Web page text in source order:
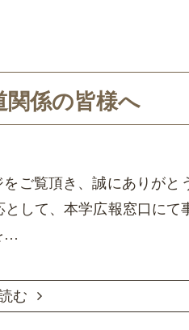
関係の皆様へ
ご覧頂き、誠にありがと
して、本学広報窓口にて
…
む